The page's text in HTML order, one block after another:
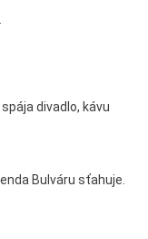
divadlo, kávu
Bulváru sťahuje.